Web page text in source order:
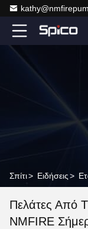
Σπίτι> Ειδήσεις>
Πελάτες Από
NMFIRE